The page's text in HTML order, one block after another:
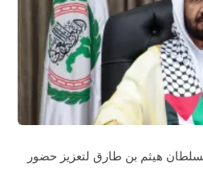
هيثم بن طارق لتعزيز حضور